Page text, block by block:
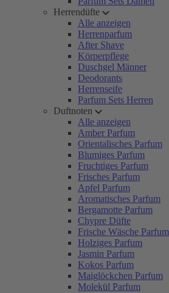
Herrendüfte
Alle anzeigen
Herrenparfum
After Shave
Körperpflege
Duschgel Männer
Deodorants
Herrenseife
Parfum Sets Herren
Duftnoten
Alle anzeigen
Amber Parfum
Orientalisches Parfum
Blumiges Parfum
Fruchtiges Parfum
Frisches Parfum
Apfel Parfum
Aromatisches Parfum
Bergamotte Parfum
Chypre Düfte
Frische Wäsche Parfum
Holziges Parfum
Jasmin Parfum
Kokos Parfum
Maiglöckchen Parfum
Molekül Parfum